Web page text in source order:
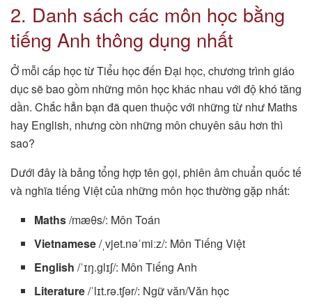
2. Danh sách các môn học bằng
tiếng Anh thông dụng nhất
Ở mỗi cấp học từ Tiểu học đến Đại học, chương trình giáo
dục sẽ bao gồm những môn học khác nhau với độ khó tăng
dần. Chắc hẳn bạn đã quen thuộc với những từ như Maths
hay English, nhưng còn những môn chuyên sâu hơn thì
sao?
Dưới đây là bảng tổng hợp tên gọi, phiên âm chuẩn quốc tế
và nghĩa tiếng Việt của những môn học thường gặp nhất:
Maths/mæθs/: Môn Toán
Vietnamese/ˌvjet.nəˈmiːz/: Môn Tiếng Việt
English /ˈɪŋ.ɡlɪʃ/: Môn Tiếng Anh
Literature/ˈlɪt.rə.tʃər/: Ngữ văn/Văn học